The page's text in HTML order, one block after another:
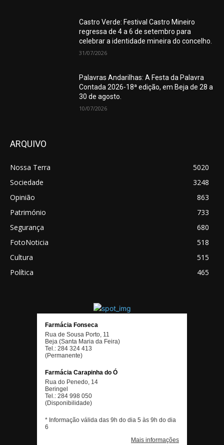
Castro Verde: Festival Castro Mineiro
regressa de 4 a 6 de setembro para
celebrar a identidade mineira do concelho.
31/07/2026
Palavras Andarilhas: A Festa da Palavra
Contada 2026-18ª edição, em Beja de 28 a
30 de agosto.
10/07/2026
ARQUIVO
Nossa Terra
5020
Sociedade
3248
Opinião
863
Património
733
Segurança
680
FotoNoticia
518
Cultura
515
Política
465